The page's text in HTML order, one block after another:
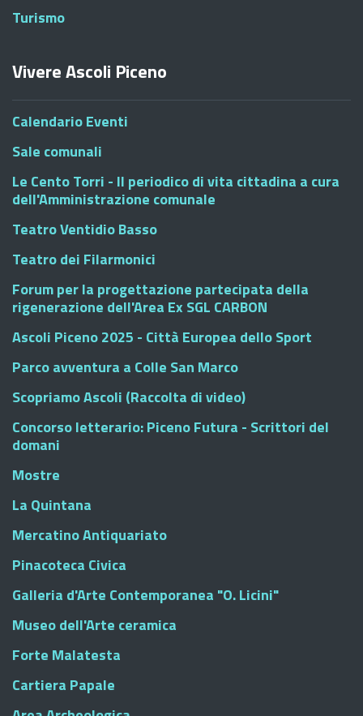
Turismo
Vivere Ascoli Piceno
Calendario Eventi
Sale comunali
Le Cento Torri - Il periodico di vita cittadina a cura
dell'Amministrazione comunale
Teatro Ventidio Basso
Teatro dei Filarmonici
Forum per la progettazione partecipata della
rigenerazione dell'Area Ex SGL CARBON
Ascoli Piceno 2025 - Città Europea dello Sport
Parco avventura a Colle San Marco
Scopriamo Ascoli (Raccolta di video)
Concorso letterario: Piceno Futura - Scrittori del
domani
Mostre
La Quintana
Mercatino Antiquariato
Pinacoteca Civica
Galleria d'Arte Contemporanea "O. Licini"
Museo dell'Arte ceramica
Forte Malatesta
Cartiera Papale